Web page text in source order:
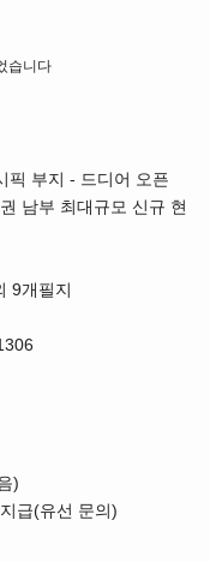
습니다
픽 부지 - 드디어 오픈
남부 최대규모 신규 현
9개필지
)
급(유선 문의 )